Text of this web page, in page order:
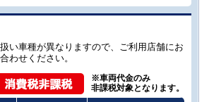
い車種が異なりますので、ご利用店舗にお
わせください。
※車両代金のみ
非課税対象となります。